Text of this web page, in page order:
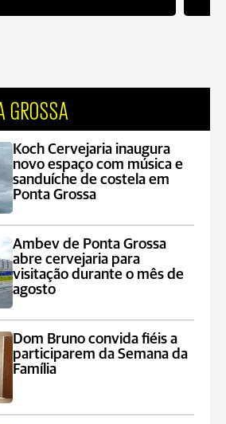
GROSSA
Koch Cervejaria inaugura
novo espaço com música e
sanduíche de costela em
Ponta Grossa
Ambev de Ponta Grossa
abre cervejaria para
visitação durante o mês de
agosto
Dom Bruno convida fiéis a
participarem da Semana da
Família